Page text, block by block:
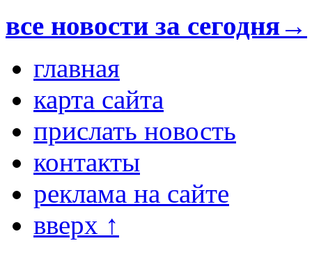
все новости за сегодня→
главная
карта сайта
прислать новость
контакты
реклама на сайте
вверх ↑